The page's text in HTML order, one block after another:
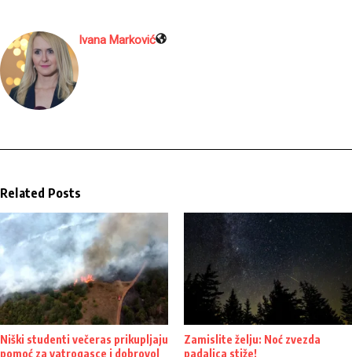
Ivana Marković
Related Posts
Niški studenti večeras prikupljaju
pomoć za vatrogasce i dobrovol
Zamislite želju: Noć zvezda
padalica stiže!